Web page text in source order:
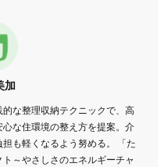
加
な整理収納テクニックで、高
な住環境の整え方を提案。介
も軽くなるよう努める。 「た
～やさしさのエネルギーチャ